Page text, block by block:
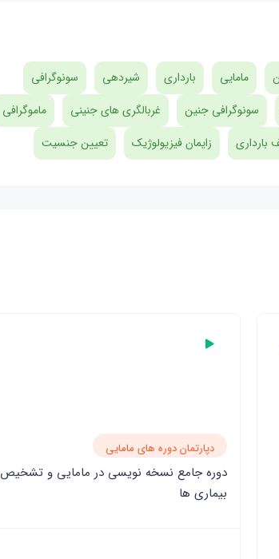
مامایی بارداری شیردهی
سونوگرافی
سونوگرافی جنین غربالگری های جنینی
ماموگرافی
بارداری زایمان فیزیولوژیک تعیین جنسیت
دپارتمان دوره های مامایی
دوره جامع نسخه نویسی در مامایی و تشخیص
بیماری ها